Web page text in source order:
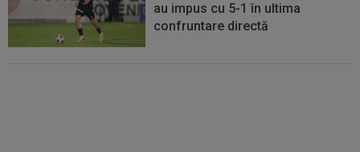
au impus cu 5-1 în ultima
confruntare directă